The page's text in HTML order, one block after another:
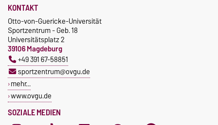
SOZIALE MEDIEN
KONTAKT
Otto-von-Guericke-Universität
Sportzentrum - Geb. 18
Universitätsplatz 2
39106 Magdeburg
+49 391 67-58851
sportzentrum@ovgu.de
mehr…
www.ovgu.de